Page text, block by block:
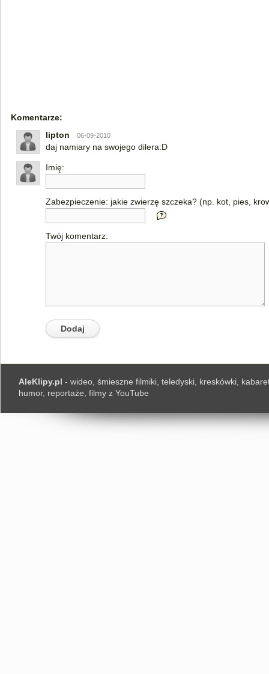
Komentarze:
lipton
06-09-2010
daj namiary na swojego dilera:D
Imię:
Zabezpieczenie: jakie zwierzę szczeka? (np. kot, pies,
Twój komentarz:
AleKlipy.pl - wideo, śmieszne filmiki, teledyski, kreskówki,
humor, reportaże, filmy z YouTube